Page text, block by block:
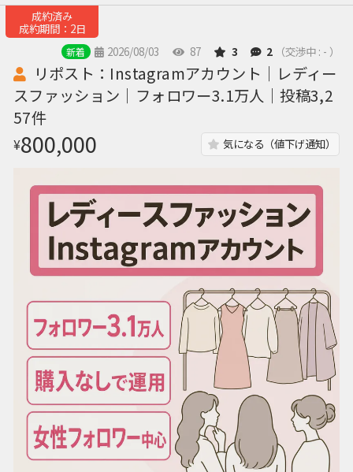
成約済み
成約期間：2日
新着 2026/08/03 87 3 2 （交渉中 : - ）
リポスト：Instagramアカウント｜レディー
スファッション｜フォロワー3.1万人｜投稿3,2
57件
¥800,000 気になる（値下げ通知）